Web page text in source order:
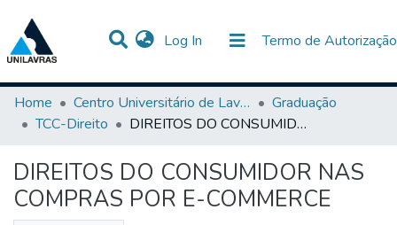
Log In (current) Termo de Autorização
Communities & Collections
Statistics
All of DSpace
Home
Centro Universitário de Lavras-UNILAVRAS
Graduação
TCC-Direito
DIREITOS DO CONSUMIDOR NAS COMPRAS POR E-COMMERCE
DIREITOS DO CONSUMIDOR NAS
COMPRAS POR E-COMMERCE